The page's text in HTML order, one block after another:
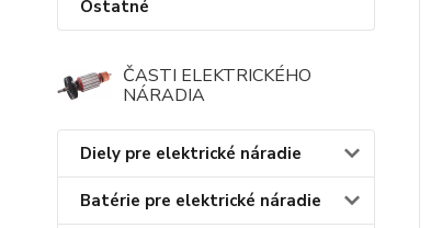
Ostatné
ČASTI ELEKTRICKÉHO
NÁRADIA
Diely pre elektrické náradie
Batérie pre elektrické náradie